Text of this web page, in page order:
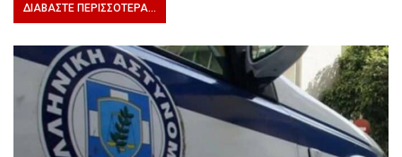
ΔΙΑΒΆΣΤΕ ΠΕΡΙΣΣΌΤΕΡΑ...